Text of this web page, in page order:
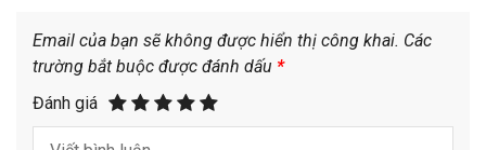
Email của bạn sẽ không được hiển thị công khai. Các
trường bắt buộc được đánh dấu *
Đánh giá